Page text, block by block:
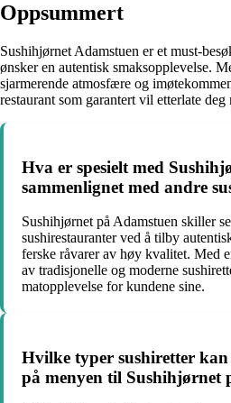
Oppsummert
Sushihjørnet Adamstuen er et must-
ønsker en autentisk smaksopplevelse.
sjarmerende atmosfære og
restaurant som garantert vil etterlate
Hva er spesielt med
sammenlignet med andre
Sushihjørnet på Adamstuen skiller
sushirestauranter ved å tilby
ferske råvarer av høy kvalitet. Med
av tradisjonelle og moderne
matopplevelse for kundene sine.
Hvilke typer sushiretter
på menyen til Sushihjørnet